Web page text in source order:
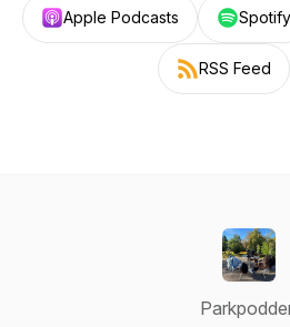
Apple Podcasts Spotify
RSS Feed